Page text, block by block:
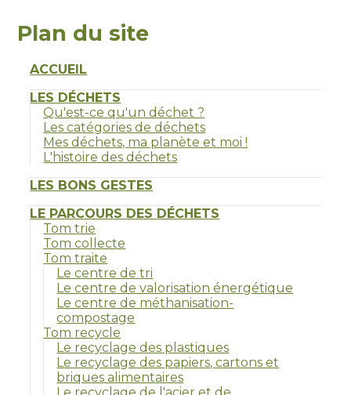
Plan du site
ACCUEIL
LES DÉCHETS
Qu'est-ce qu'un déchet ?
Les catégories de déchets
Mes déchets, ma planète et moi !
L'histoire des déchets
LES BONS GESTES
LE PARCOURS DES DÉCHETS
Tom trie
Tom collecte
Tom traite
Le centre de tri
Le centre de valorisation énergétique
Le centre de méthanisation-
compostage
Tom recycle
Le recyclage des plastiques
Le recyclage des papiers, cartons et
briques alimentaires